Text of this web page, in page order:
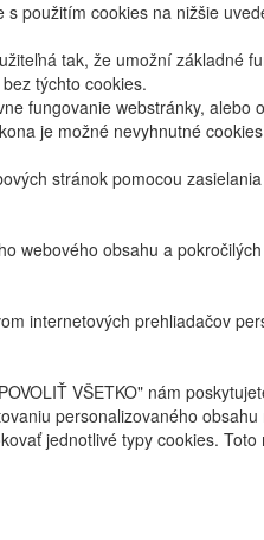
použitím cookies na nižšie
tak, že umožní základné
týchto cookies.
fungovanie webstránky, alebo
je možné nevyhnutné
stránok pomocou
webového obsahu a
internetových prehliadačov
VŠETKO" nám
personalizovaného
jednotlivé typy cookies.